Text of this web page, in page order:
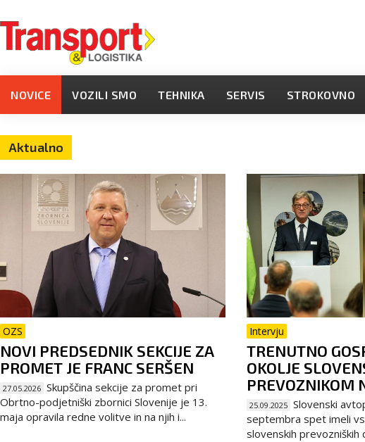
NOVICE VOZILI SMO TEHNIKA SERVIS STROKOVNO
Aktualno
OZS
NOVI PREDSEDNIK SEKCIJE ZA
PROMET JE FRANC SERŠEN
27.05.2026 Skupščina sekcije za promet pri
Obrtno-podjetniški zbornici Slovenije je 13.
maja opravila redne volitve in na njih i...
Intervju
TRENUTNO
OKOLJE
PREVOZNIKOM
25.09.2025 Slovenski
septembra spet imeli
slovenskih prevozniških